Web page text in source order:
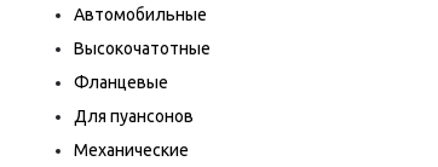
Автомобильные
Высокочатотные
Фланцевые
Для пуансонов
Механические